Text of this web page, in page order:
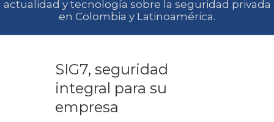
actualidad y tecnología sobre la seguridad privada
en Colombia y Latinoamérica.
SIG7, seguridad
integral para su
empresa